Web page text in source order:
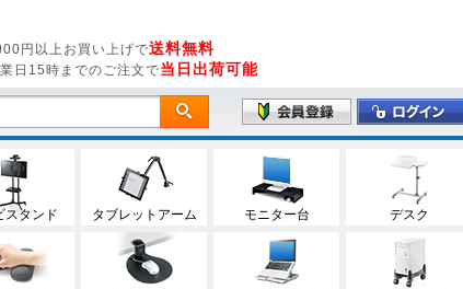
円以上お買い上げで送料無料
日15時までのご注文で当日出荷可能
スタンド タブレットアーム モニター台 デスク